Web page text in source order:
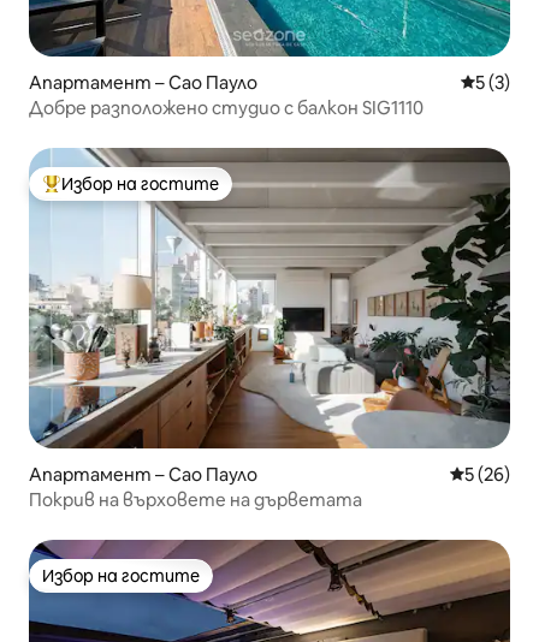
Апартамент – Сао Пауло Средна
5 (3)
Добре разположено студио с балкон SIG1110
Най-популярен избор на гостите
Избор на гостите
Апартамент – Сао Пауло Средна
5 (26)
Покрив на върховете на дърветата
Избор на гостите
Избор на гостите